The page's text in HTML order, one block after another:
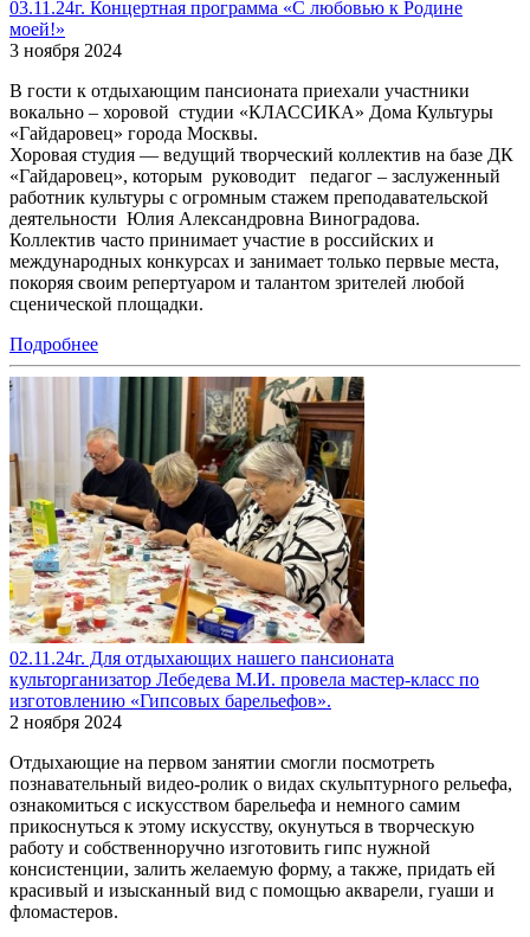
03.11.24г. Концертная программа «С любовью к Родине
моей!»
3 ноября 2024
В гости к отдыхающим пансионата приехали участники
вокально – хоровой студии «КЛАССИКА» Дома Культуры
«Гайдаровец» города Москвы.
Хоровая студия — ведущий творческий коллектив на базе ДК
«Гайдаровец», которым руководит педагог – заслуженный
работник культуры с огромным стажем преподавательской
деятельности Юлия Александровна Виноградова.
Коллектив часто принимает участие в российских и
международных конкурсах и занимает только первые места,
покоряя своим репертуаром и талантом зрителей любой
сценической площадки.
Подробнее
02.11.24г. Для отдыхающих нашего пансионата
культорганизатор Лебедева М.И. провела мастер-класс по
изготовлению «Гипсовых барельефов».
2 ноября 2024
Отдыхающие на первом занятии смогли посмотреть
познавательный видео-ролик о видах скульптурного рельефа,
ознакомиться с искусством барельефа и немного самим
прикоснуться к этому искусству, окунуться в творческую
работу и собственноручно изготовить гипс нужной
консистенции, залить желаемую форму, а также, придать ей
красивый и изысканный вид с помощью акварели, гуаши и
фломастеров.